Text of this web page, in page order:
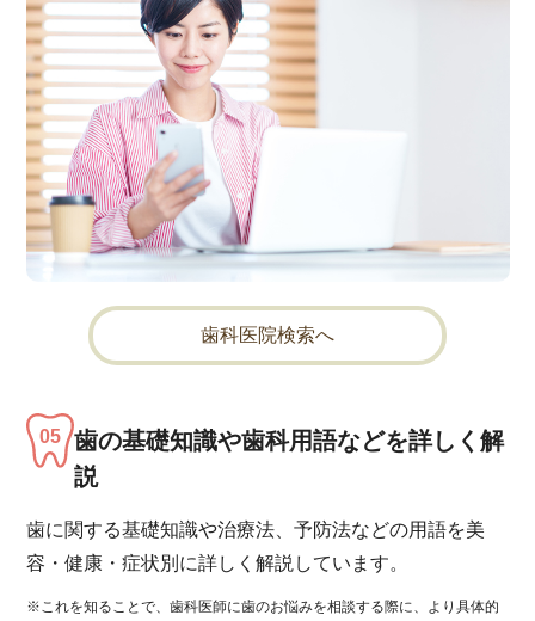
歯科医院検索へ
歯の基礎知識や歯科用語などを詳しく解
説
歯に関する基礎知識や治療法、予防法などの用語を美
容・健康・症状別に詳しく解説しています。
※これを知ることで、歯科医師に歯のお悩みを相談する際に、より具体的